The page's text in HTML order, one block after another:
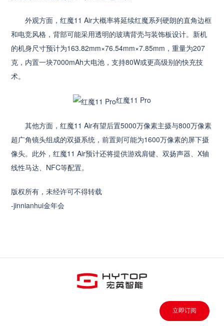
外观方面，红魔11 Air大概率将延续红魔系列硬朗的直角边框
和电竞风格，背部可能采用透明的玻璃背壳与装饰板设计。新机
的机身尺寸预计为163.82mm×76.54mm×7.85mm，重量为207
克，内置一块7000mAh大电池，支持80W或更高级别的快充技
术。
红魔11 Pro
其他方面，红魔11 Air有望后置5000万像素主摄与800万像素
超广角镜头组成的双摄系统，前置则可能为1600万像素的屏下摄
像头。此外，红魔11 Air预计还将提供游戏肩键、双扬声器、X轴
线性马达、NFC等配置。
版权所有，未经许可不得转载
-jinnianhui金年会
立即订阅